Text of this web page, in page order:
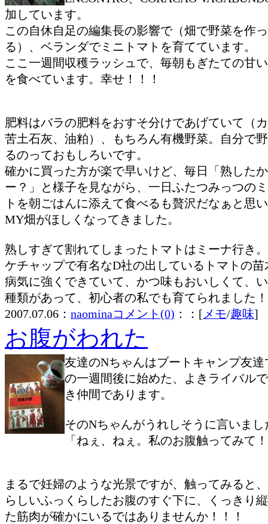
加しています。
この自休自足の編集長の影響で（畑で野菜を作
る）、ベランダでミニトマトを育てています。
ここ一週間収穫ラッシュで、毎朝もぎたての甘
を食べています。幸せ！！！
肥料はバラの肥料をおすそ分けであげていて（
苦土石灰、油粕）、もちろん有機野菜。自分で
るのっておもしろいです。
確かに買った方が楽で早いけど、毎日「熟した
ー？」と様子を見ながら、一日ふたつみっつの
トを朝ごはんに添えて食べるも贅沢だなぁと思
MY畑がほしくなってきました。
熟しすぎて割れてしまったトマトはミーナ行き。
ケチャップで有名なD社の出しているトマトの苗
病気に強くできていて、かつ味もおいしくて、
種類があって、初心者の私でも育てられました！
2007.07.06： naominaコメント(0) ：：[メモ/趣味]
お腹がわれた
友達のNちゃんはブートキャンプ友達
の一週間後に始めた、よきライバル
き仲間であります。
そのNちゃんがうれしそうに言いまし
「ねぇ、ねぇ。私のお腹触ってみて
まるで妊婦のような光景ですが、触ってみると
らしいふっくらしたお腹のすぐ下に、くっきり
た筋肉が確かにいるではありませんか！！！